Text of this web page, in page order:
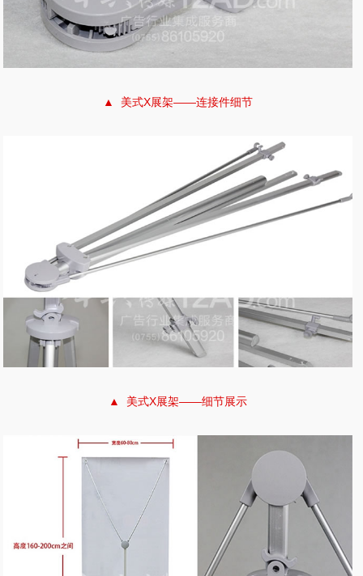
▲ 美式X展架——连接件细节
▲ 美式X展架——细节展示